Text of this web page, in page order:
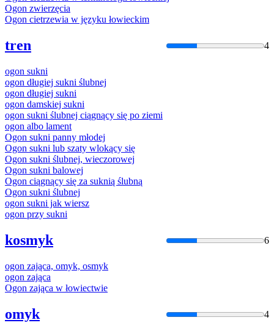
Ogon zwierzęcia
Ogon cietrzewia w języku łowieckim
tren 4
ogon sukni
ogon długiej sukni ślubnej
ogon długiej sukni
ogon damskiej sukni
ogon sukni ślubnej ciągnący się po ziemi
ogon albo lament
Ogon sukni panny młodej
Ogon sukni lub szaty wlokący się
Ogon sukni ślubnej, wieczorowej
Ogon sukni balowej
Ogon ciągnący się za suknią ślubną
Ogon sukni ślubnej
ogon sukni jak wiersz
ogon przy sukni
kosmyk 6
ogon zająca, omyk, osmyk
ogon zająca
Ogon zająca w łowiectwie
omyk 4